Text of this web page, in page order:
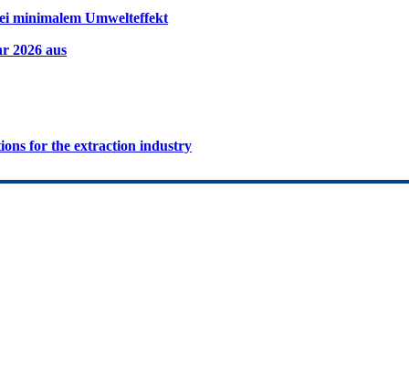
minimalem Umwelteffekt
2026 aus
for the extraction industry